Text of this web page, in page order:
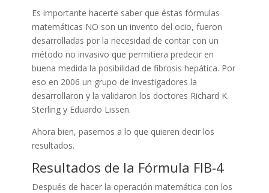
Es importante hacerte saber que éstas fórmulas
matemáticas NO son un invento del ocio, fueron
desarrolladas por la necesidad de contar con un
método no invasivo que permitiera predecir en
buena medida la posibilidad de fibrosis hepática. Por
eso en 2006 un grupo de investigadores la
desarrollaron y la validaron los doctores Richard K.
Sterling y Eduardo Lissen.
Ahora bien, pasemos a lo que quieren decir los
resultados.
Resultados de la Fórmula FIB-4
Después de hacer la operación matemática con los